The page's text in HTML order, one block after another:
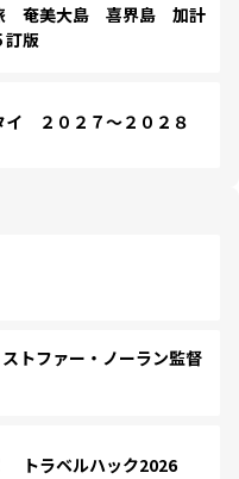
奄美大島 喜界島 加計
版
２０２７～２０２８
トファー・ノーラン監督
トラベルハック2026